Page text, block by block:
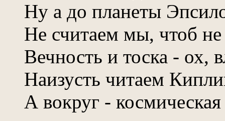
Ну а до планеты
Не считаем мы, чтоб
Вечность и тоска - ох,
Наизусть читаем
А вокруг -